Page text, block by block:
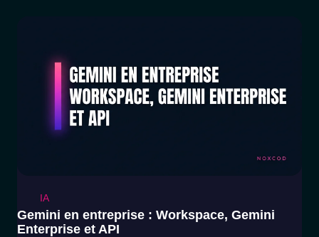
IA
Gemini en entreprise : Workspace, Gemini
Enterprise et API